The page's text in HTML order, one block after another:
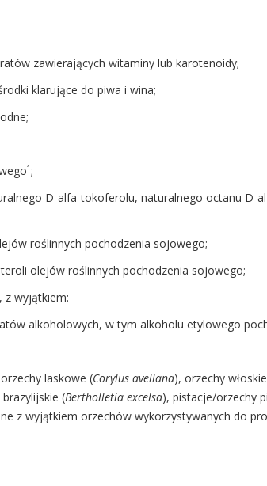
zawierających witaminy lub karotenoidy;
klarujące do piwa i wina;
D-alfa-tokoferolu, naturalnego octanu
roślinnych pochodzenia sojowego;
olejów roślinnych pochodzenia sojowego;
z wyjątkiem:
alkoholowych, w tym alkoholu etylowego
laskowe (Corylus avellana), orzechy
(Bertholletia excelsa), pistacje/orzechy
z wyjątkiem orzechów wykorzystywanych do